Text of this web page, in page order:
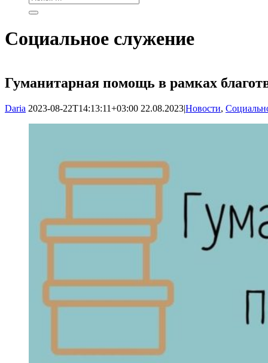
Социальное служение
Гуманитарная помощь в рамках
Daria 2023-08-22T14:13:11+03:00 22.08.2023|Новости,